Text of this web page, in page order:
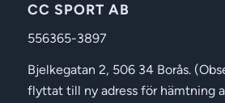
CC SPORT AB
556365-3897
Bjelkegatan 2, 506 34 Borås.
flyttat till ny adress för hämtning